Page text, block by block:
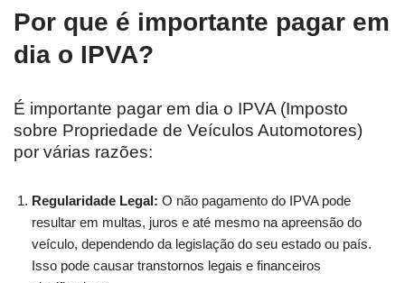
Por que é importante pagar em
dia o IPVA?
É importante pagar em dia o IPVA (Imposto
sobre Propriedade de Veículos Automotores)
por várias razões:
Regularidade Legal: O não pagamento do IPVA pode
resultar em multas, juros e até mesmo na apreensão do
veículo, dependendo da legislação do seu estado ou país.
Isso pode causar transtornos legais e financeiros